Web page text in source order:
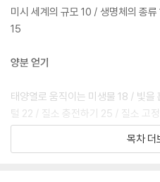
미시 세계의 규모 10 / 생명체의 종
15
양분 얻기
태양열로 움직이는 미생물 18 / 빛을
털 22 / 질소 충전하기 25 / 질소 고
균 30 / 숙주 해치기 32 / 양분 흡수
먹이 삼키기 38 / 미생물 포식자
목차 더